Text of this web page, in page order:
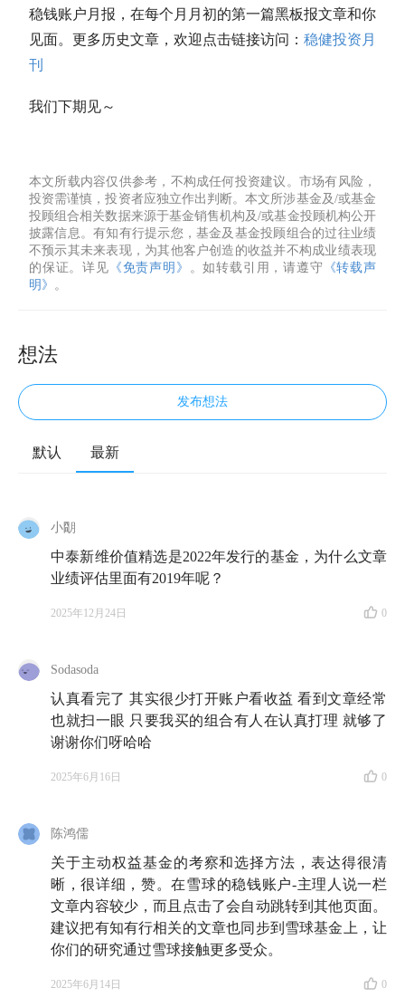
稳钱账户月报，在每个月月初的第一篇黑板报文章和你
见面。更多历史文章，欢迎点击链接访问： 稳健投资月
刊
我们下期见～
本文所载内容仅供参考，不构成任何投资建议。市场有风险，
投资需谨慎，投资者应独立作出判断。本文所涉基金及/或基金
投顾组合相关数据来源于基金销售机构及/或基金投顾机构公开
披露信息。有知有行提示您，基金及基金投顾组合的过往业绩
不预示其未来表现，为其他客户创造的收益并不构成业绩表现
的保证。详见 《免责声明》 。如转载引用，请遵守
《转载声
明》
。
想法
发布想法
默认 最新
小朙
中泰新维价值精选是2022年发行的基金，为什么文章
业绩评估里面有2019年呢？
2025年12月24日 0
Sodasoda
认真看完了 其实很少打开账户看收益 看到文章经常
也就扫一眼 只要我买的组合有人在认真打理 就够了
谢谢你们呀哈哈
2025年6月16日 0
陈鸿儒
关于主动权益基金的考察和选择方法，表达得很清
晰，很详细，赞。在雪球的稳钱账户-主理人说一栏
文章内容较少，而且点击了会自动跳转到其他页面。
建议把有知有行相关的文章也同步到雪球基金上，让
你们的研究通过雪球接触更多受众。
2025年6月14日 0